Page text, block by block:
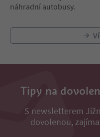
náhradní autobusy.
Tipy na
S newsletterem
dovolenou,